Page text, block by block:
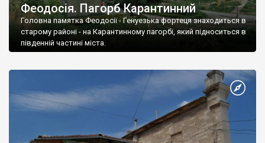
Феодосія. Пагорб Карантинний
Головна памятка Феодосії - Генуезька фортеця знаходиться в
старому районі - на Карантинному пагорбі, який підноситься в
південній частині міста.